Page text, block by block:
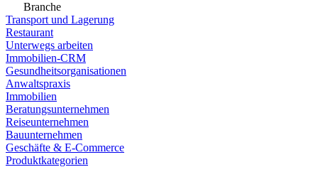
Branche
Transport und Lagerung
Restaurant
Unterwegs arbeiten
Immobilien-CRM
Gesundheitsorganisationen
Anwaltspraxis
Immobilien
Beratungsunternehmen
Reiseunternehmen
Bauunternehmen
Geschäfte & E-Commerce
Produktkategorien